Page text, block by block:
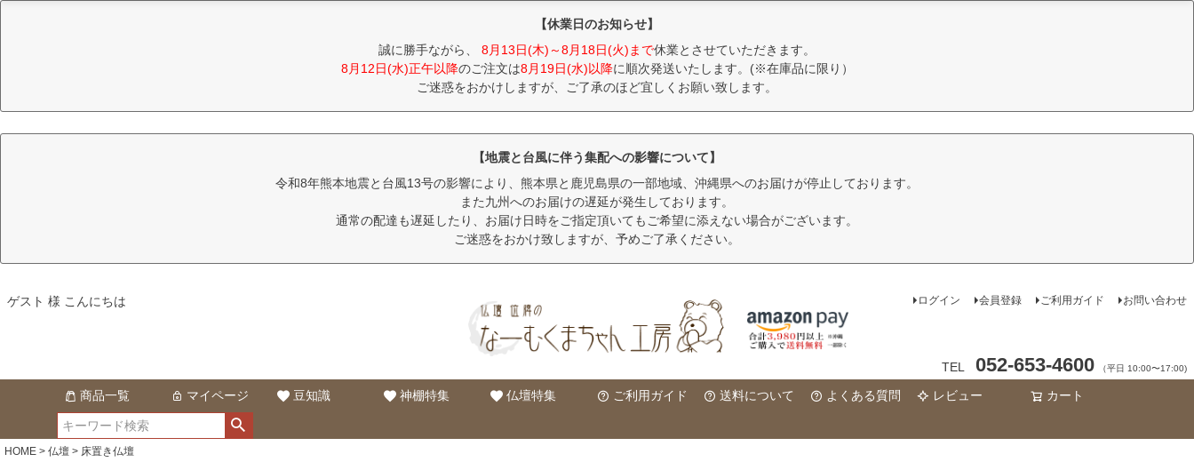
【休業日のお知らせ】
誠に勝手ながら、 8月13日(木)～8月18日(火)まで休業とさせていただきます。
8月12日(水)正午以降のご注文は8月19日(水)以降に順次発送いたします。(※在庫品に限り）
ご迷惑をおかけしますが、ご了承のほど宜しくお願い致します。
【地震と台風に伴う集配への影響について】
令和8年熊本地震と台風13号の影響により、熊本県と鹿児島県の一部地域、沖縄県へのお届けが停止しております。
また九州へのお届けの遅延が発生しております。
通常の配達も遅延したり、お届け日時をご指定頂いてもご希望に添えない場合がございます。
ご迷惑をおかけ致しますが、予めご了承ください。
ゲスト 様 こんにちは ログイン 会員登録 ご利用ガイド お問い合わせ
TEL 052-653-4600 （平日 10:00〜17:00)
商品一覧 マイページ 豆知識 神棚特集 仏壇特集 ご利用ガイド 送料について よくある質問 レビュー カート
HOME 仏壇 床置き仏壇